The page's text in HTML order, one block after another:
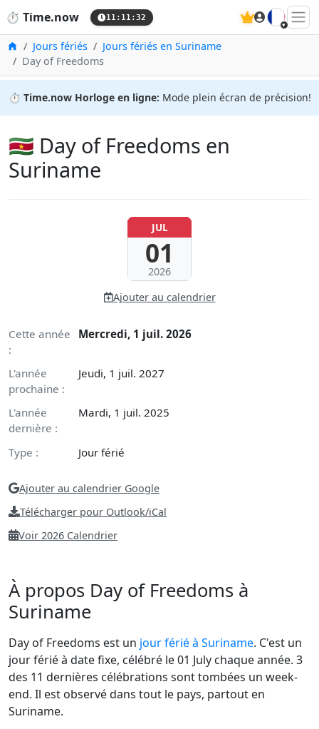
⏱️ Time.now 11:11:33 🇫🇷
Accueil
Jours fériés
Jours fériés en Suriname
Day of Freedoms
⏱️ Time.now Horloge en ligne: Mode plein écran de précision!
🇸🇷 Day of Freedoms en
Suriname
JUL
01
2026
Ajouter au calendrier
Cette année
:
Mercredi, 1 juil. 2026
L'année
prochaine :
Jeudi, 1 juil. 2027
L'année
dernière :
Mardi, 1 juil. 2025
Type : Jour férié
Ajouter au calendrier Google
Télécharger pour Outlook/iCal
Voir 2026 Calendrier
À propos Day of Freedoms à
Suriname
Day of Freedoms est un jour férié à Suriname. C'est un
jour férié à date fixe, célébré le 01 July chaque année. 3
des 11 dernières célébrations sont tombées un week-
end. Il est observé dans tout le pays, partout en
Suriname.